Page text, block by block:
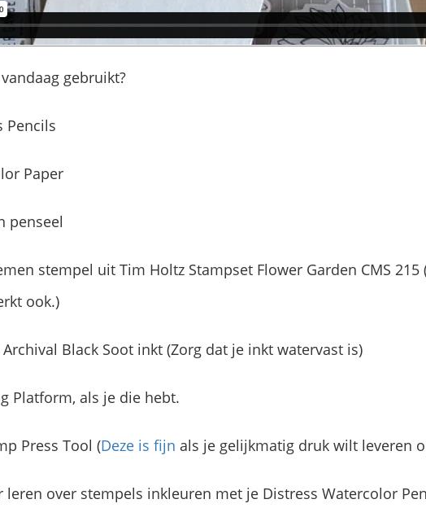
gebruikt?
Pencils
Paper
penseel
stempel uit Tim Holtz Stampset Flower Garden CMS
ook.)
Black Soot inkt (Zorg dat je inkt watervast is)
Platform, als je die hebt.
Press Tool (Deze is fijn als je gelijkmatig druk wilt leveren
leren over stempels inkleuren met je Distress Watercolor